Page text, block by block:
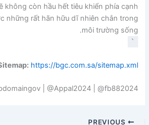
không còn hầu hết tiêu khiển phía cạnh
những rất hãn hữu dĩ nhiên chắn trong
môi trường sống.
`
https://bgc.com.sa/sitemap.xml
| @Appal2024 | @fb882024